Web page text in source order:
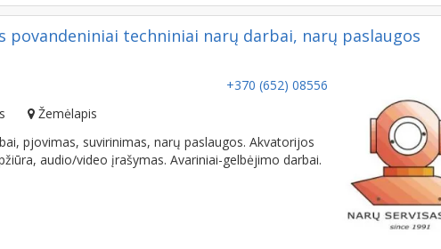
povandeniniai techniniai narų darbai, narų paslaugos
+370 (652) 08556
Žemėlapis
pjovimas, suvirinimas, narų paslaugos. Akvatorijos
audio/video įrašymas. Avariniai-gelbėjimo darbai.